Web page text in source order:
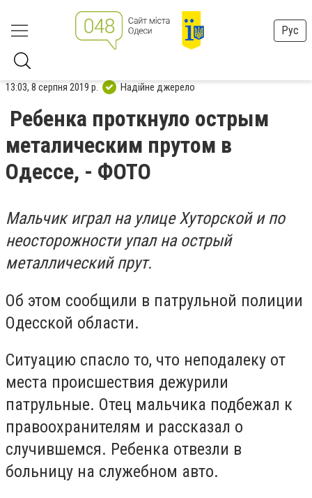
Рус
13:03, 8 серпня 2019 р. Надійне джерело
Ребенка проткнуло острым
металическим прутом в
Одессе, - ФОТО
Мальчик играл на улице Хуторской и по
неосторожности упал на острый
металлический прут.
Об этом сообщили в патрульной полиции
Одесской области.
Ситуацию спасло то, что неподалеку от
места происшествия дежурили
патрульные. Отец мальчика подбежал к
правоохранителям и рассказал о
случившемся. Ребенка отвезли в
больницу на служебном авто.